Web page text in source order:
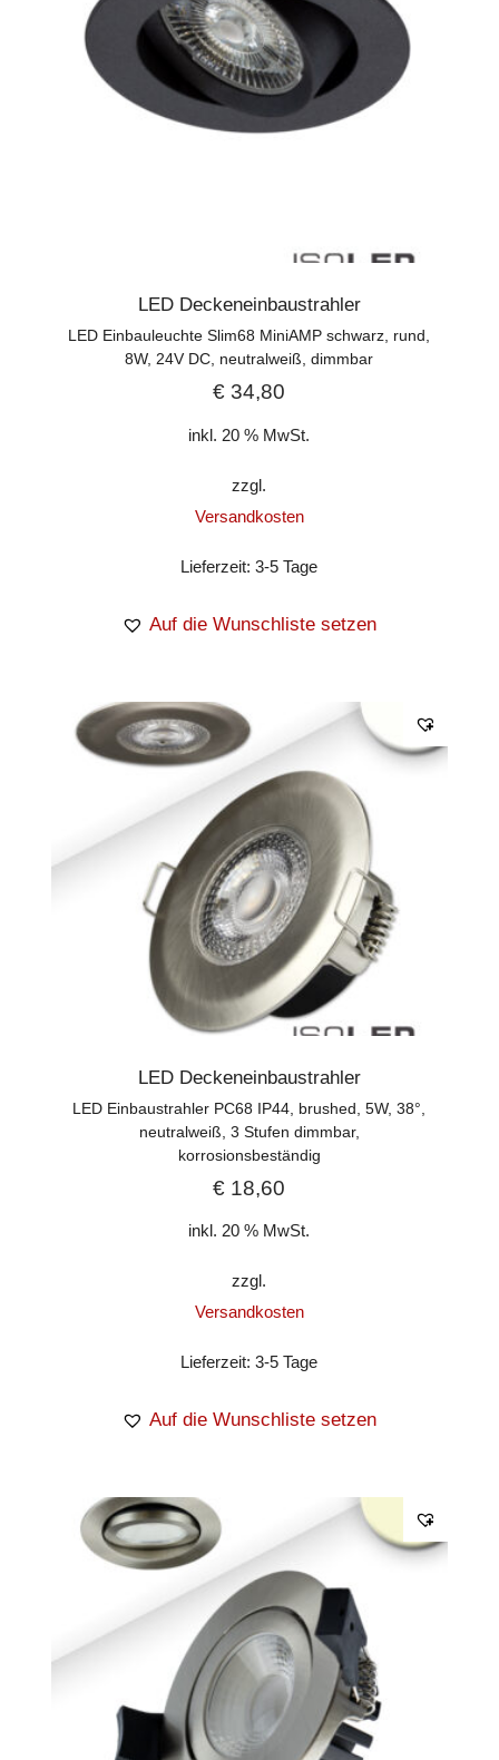
LED Deckeneinbaustrahler
LED Einbauleuchte Slim68 MiniAMP schwarz, rund,
8W, 24V DC, neutralweiß, dimmbar
€ 34,80
inkl. 20 % MwSt.
zzgl.
Versandkosten
Lieferzeit:3-5 Tage
Auf die Wunschliste setzen
LED Deckeneinbaustrahler
LED Einbaustrahler PC68 IP44, brushed, 5W, 38°,
neutralweiß, 3 Stufen dimmbar,
korrosionsbeständig
€ 18,60
inkl. 20 % MwSt.
zzgl.
Versandkosten
Lieferzeit:3-5 Tage
Auf die Wunschliste setzen